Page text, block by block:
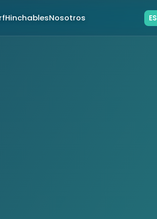
HinchablesNosotros ES